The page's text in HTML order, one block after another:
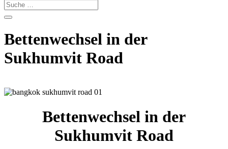
Bettenwechsel in der
Sukhumvit Road
Bettenwechsel in der
Sukhumvit Road